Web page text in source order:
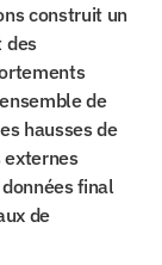
construit un
des
de
hausses de
externes
final
de